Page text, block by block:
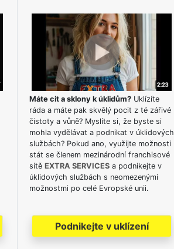
Máte cit a sklony k úklidům?Uklízíte
ráda a máte pak skvělý pocit z té zářivé
čistoty a vůně? Myslíte si, že byste si
mohla vydělávat a podnikat v úklidových
službách? Pokud ano, využijte možnosti
stát se členem mezinárodní franchisové
sítě EXTRA SERVICESa podnikejte v
úklidových službách s neomezenými
možnostmi po celé Evropské unii.
Podnikejte v uklízení